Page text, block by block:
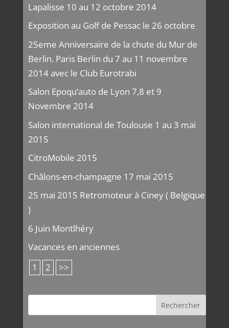
Lapalisse 10 au 12 octobre 2014
Exposition au Golf de Pessac le 26 octobre
25eme Anniversaire de la chute du Mur de
Berlin. Paris Berlin du 7 au 11 novembre
2014 avec le Club Eurotrabi
Salon Epoqu’auto de Lyon 7,8 et 9
Novembre 2014
Salon international de Toulouse 1 au 3 mai
2015
CitroMobile 2015
Châlons-en-champagne 17 mai 2015
25 mai 2015 Retromoteur à Ciney ( Belgique
)
6 Juin Montlhéry
Vacances en anciennes
1
2 >>